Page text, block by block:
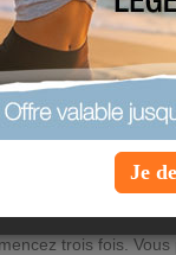
les
stretching
simples
de la tête dans un
tête d’avant en
sur votre épaule.
en les
trois fois.
Je